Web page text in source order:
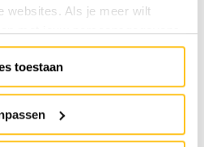
websites. Als je meer wilt
met jouw persoonsgegevens,
. Specifiek voor
HR Privacyverklaring
te allen tijde aanpassen via de
toestaan
jij kan natuurlijk gebruik
om je te
en flexibele plaatwerker
vak. Je kent het reilen en